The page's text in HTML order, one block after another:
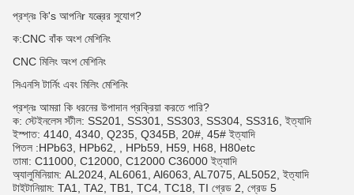
প্রশ্নঃ কি's আপনিr যন্ত্রের সুযোগ?
ক:CNC বাঁক অংশ মেশিনিং
CNC মিলিং অংশ মেশিনিং
সিএনসি টার্নিং এবং মিলিং মেশিনিং
প্রশ্নঃ আমরা কি ধরনের উপাদান প্রক্রিয়া করতে পারি?
ক: স্টেইনলেস স্টীল: SS201, SS301, SS303, SS304, SS316, ইত্যাদি
ইস্পাত: 4140, 4340, Q235, Q345B, 20#, 45# ইত্যাদি
পিতল :HPb63, HPb62, , HPb59, H59, H68, H80etc
তামা: C11000, C12000, C12000 C36000 ইত্যাদি
অ্যালুমিনিয়াম: AL2024, AL6061, Al6063, AL7075, AL5052, ইত্যাদি
টাইটানিয়াম: TA1, TA2, TB1, TC4, TC18, TI গ্রেড 2, গ্রেড 5